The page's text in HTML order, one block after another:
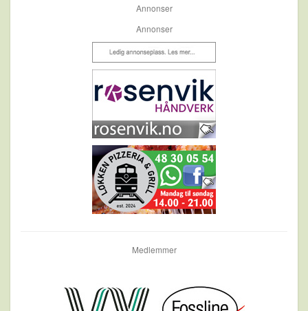
Annonser
Annonser
Medlemmer